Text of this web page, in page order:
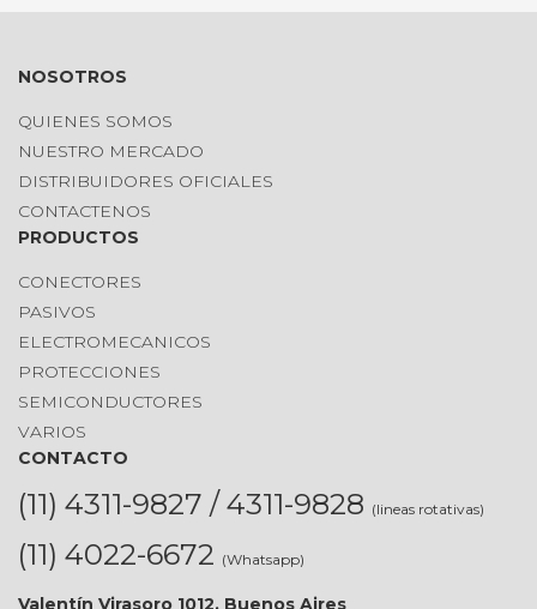
NOSOTROS
QUIENES SOMOS
NUESTRO MERCADO
DISTRIBUIDORES OFICIALES
CONTACTENOS
PRODUCTOS
CONECTORES
PASIVOS
ELECTROMECANICOS
PROTECCIONES
SEMICONDUCTORES
VARIOS
CONTACTO
(11) 4311-9827 / 4311-9828 (lineas rotativas)
(11) 4022-6672 (Whatsapp)
Valentín Virasoro 1012, Buenos Aires